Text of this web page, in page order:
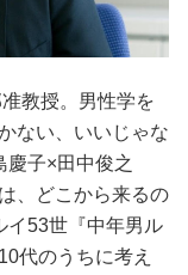
教授。男性学を
ない、いいじゃな
慶子×田中俊之
、どこから来るの
イ53世『中年男ル
代のうちに考え